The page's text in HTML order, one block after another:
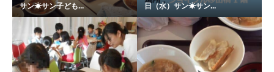
サン☀サン子ども...
日（水）サン☀サン...